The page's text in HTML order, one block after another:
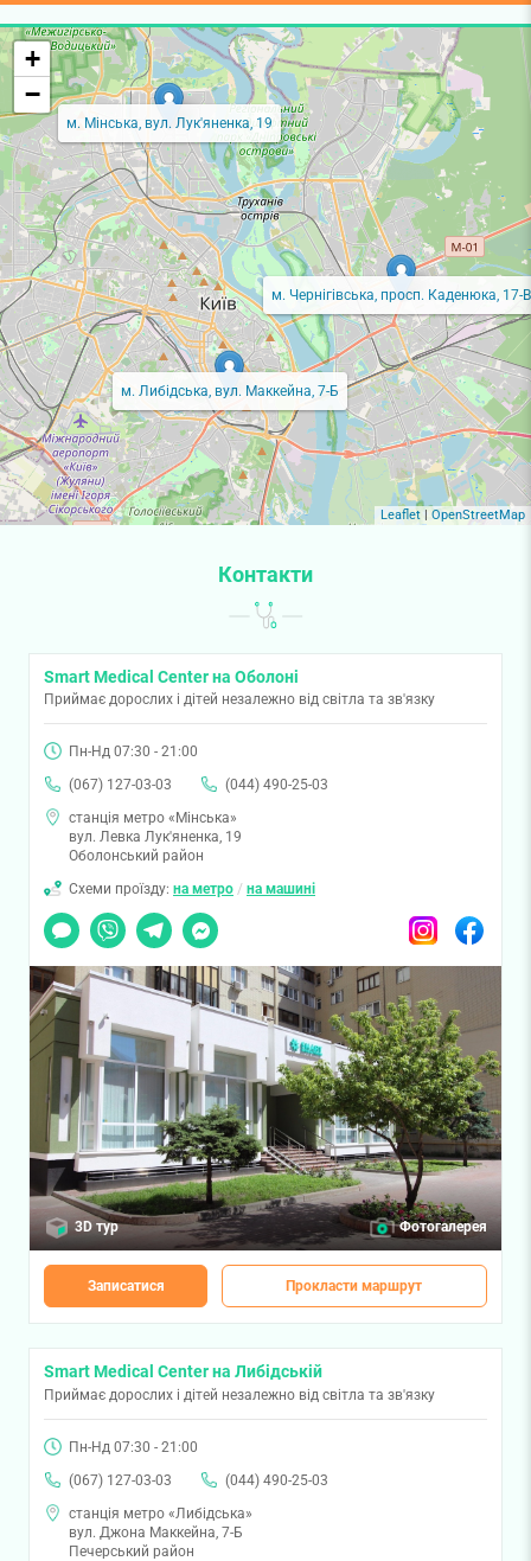
м. Мінська, вул. Лук'яненка, 19
м. Либідська, вул. Маккейна, 7-Б
м. Чернігівська, просп. Каденюка, 17-В
+
−
Leaflet| OpenStreetMap
Контакти
Smart Medical Center на Оболоні
Приймає дорослих і дітей незалежно від світла та зв'язку
Пн-Нд 07:30 - 21:00
(067) 127-03-03
(044) 490-25-03
станція метро «Мінська»
вул. Левка Лук'яненка, 19
Оболонський район
Схеми проїзду: на метро / на машині
Чат
Viber TelegramMessenger InstagramFacebook
3D тур Фотогалерея
Записатися Прокласти маршрут
Smart Medical Center на Либідській
Приймає дорослих і дітей незалежно від світла та зв'язку
Пн-Нд 07:30 - 21:00
(067) 127-03-03
(044) 490-25-03
станція метро «Либідська»
вул. Джона Маккейна, 7-Б
Печерський район